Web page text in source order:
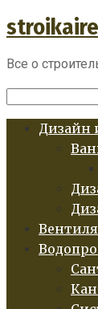
Перейти
к
контенту
Все о
Дизайн